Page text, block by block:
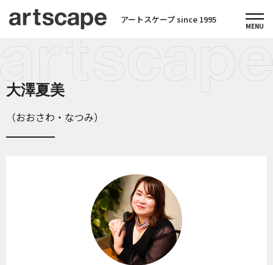
アートスケープ since 1995
大澤夏美
（おおさわ・なつみ）